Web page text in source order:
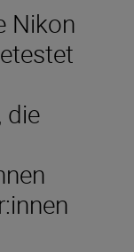
Nikon
die